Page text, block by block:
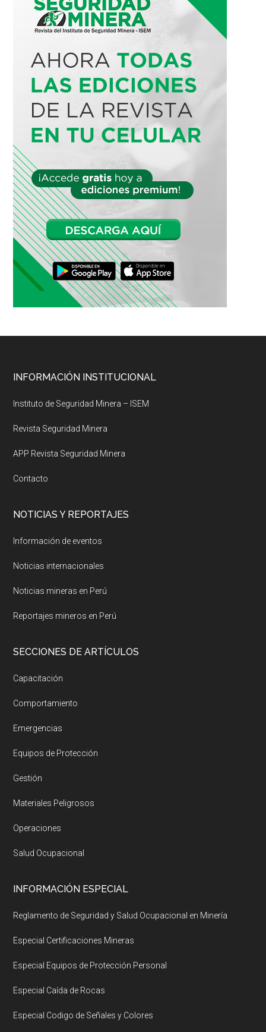
Footer
INFORMACIÓN INSTITUCIONAL
Instituto de Seguridad Minera – ISEM
Revista Seguridad Minera
APP Revista Seguridad Minera
Contacto
NOTICIAS Y REPORTAJES
Información de eventos
Noticias internacionales
Noticias mineras en Perú
Reportajes mineros en Perú
SECCIONES DE ARTÍCULOS
Capacitación
Comportamiento
Emergencias
Equipos de Protección
Gestión
Materiales Peligrosos
Operaciones
Salud Ocupacional
INFORMACIÓN ESPECIAL
Reglamento de Seguridad y Salud Ocupacional en Minería
Especial Certificaciones Mineras
Especial Equipos de Protección Personal
Especial Caída de Rocas
Especial Codigo de Señales y Colores